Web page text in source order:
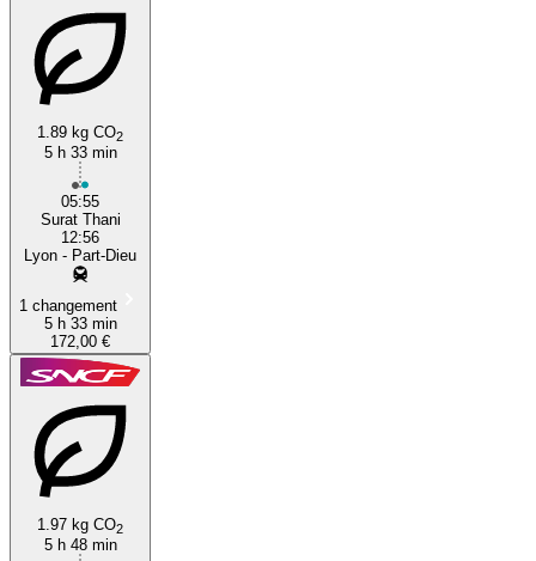
1.89 kg CO2
5 h 33 min
05:55
Surat Thani
12:56
Lyon - Part-Dieu
1 changement
5 h 33 min
172,00 €
1.97 kg CO2
5 h 48 min